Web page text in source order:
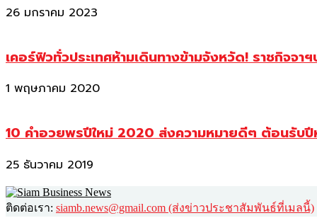
26 มกราคม 2023
เคอร์ฟิวทั่วประเทศห้ามเดินทางข้ามจังหวัด! ราชกิจจา
1 พฤษภาคม 2020
10 คำอวยพรปีใหม่ 2020 ส่งความหมายดีๆ ต้อนรับ
25 ธันวาคม 2019
ติดต่อเรา: siamb.news@gmail.com (ส่งข่าวประชาสัมพันธ์ที่เมลนี้)